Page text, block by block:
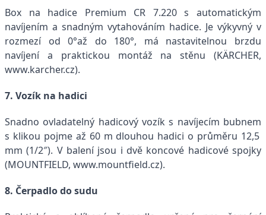
Box na hadice Premium CR 7.220 s automatickým
navíjením a snadným vytahováním hadice. Je výkyvný v
rozmezí od 0°až do 180°, má nastavitelnou brzdu
navíjení a praktickou montáž na stěnu (KÄRCHER,
www.karcher.cz).
7. Vozík na hadici
Snadno ovladatelný hadicový vozík s navíjecím bubnem
s klikou pojme až 60 m dlouhou hadici o průměru 12,5
mm (1/2″). V balení jsou i dvě koncové hadicové spojky
(MOUNTFIELD, www.mountfield.cz).
8. Čerpadlo do sudu